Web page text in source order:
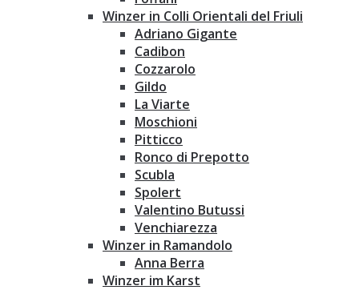
Winzer in Colli Orientali del Friuli
Adriano Gigante
Cadibon
Cozzarolo
Gildo
La Viarte
Moschioni
Pitticco
Ronco di Prepotto
Scubla
Spolert
Valentino Butussi
Venchiarezza
Winzer in Ramandolo
Anna Berra
Winzer im Karst